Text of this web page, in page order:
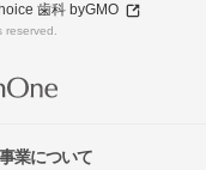
歯科 byGMO
業について